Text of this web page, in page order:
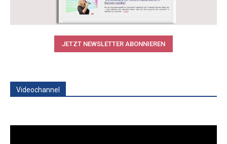
JETZT NEWSLETTER ABONNIEREN
Videochannel